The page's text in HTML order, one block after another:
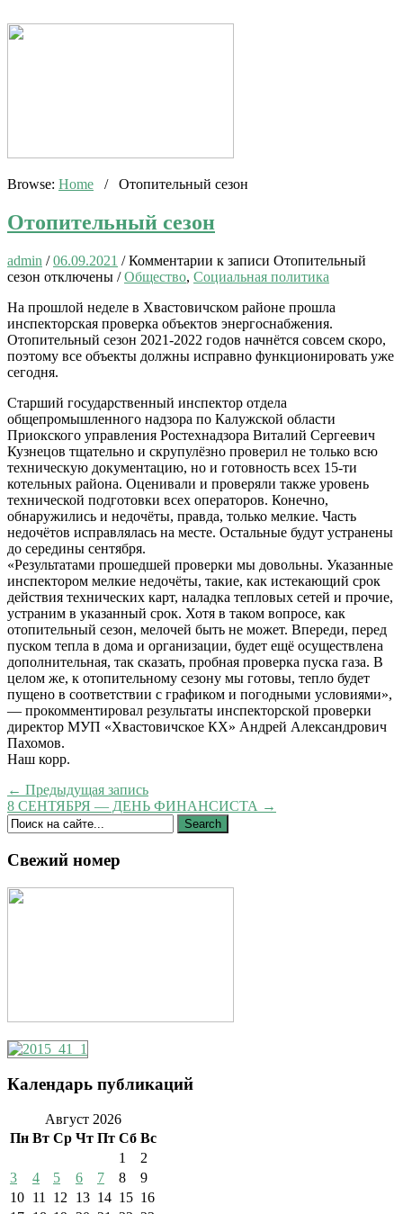
Browse: Home / Отопительный сезон
Отопительный сезон
admin /06.09.2021 /Комментарии к записи Отопительный
сезон отключены /Общество, Социальная политика
На прошлой неделе в Хвастовичском районе прошла
инспекторская проверка объектов энергоснабжения.
Отопительный сезон 2021-2022 годов начнётся совсем скоро,
поэтому все объекты должны исправно функционировать уже
сегодня.
Старший государственный инспектор отдела
общепромышленного надзора по Калужской области
Приокского управления Ростехнадзора Виталий Сергеевич
Кузнецов тщательно и скрупулёзно проверил не только всю
техническую документацию, но и готовность всех 15-ти
котельных района. Оценивали и проверяли также уровень
технической подготовки всех операторов. Конечно,
обнаружились и недочёты, правда, только мелкие. Часть
недочётов исправлялась на месте. Остальные будут устранены
до середины сентября.
«Результатами прошедшей проверки мы довольны. Указанные
инспектором мелкие недочёты, такие, как истекающий срок
действия технических карт, наладка тепловых сетей и прочие,
устраним в указанный срок. Хотя в таком вопросе, как
отопительный сезон, мелочей быть не может. Впереди, перед
пуском тепла в дома и организации, будет ещё осуществлена
дополнительная, так сказать, пробная проверка пуска газа. В
целом же, к отопительному сезону мы готовы, тепло будет
пущено в соответствии с графиком и погодными условиями»,
— прокомментировал результаты инспекторской проверки
директор МУП «Хвастовичское КХ» Андрей Александрович
Пахомов.
Наш корр.
← Предыдущая запись
8 СЕНТЯБРЯ — ДЕНЬ ФИНАНСИСТА →
Свежий номер
Календарь публикаций
Август 2026
Пн Вт Ср Чт Пт Сб Вс
1
2
3
4 5 6 7 8
9
10 11 12 13 14 15 16